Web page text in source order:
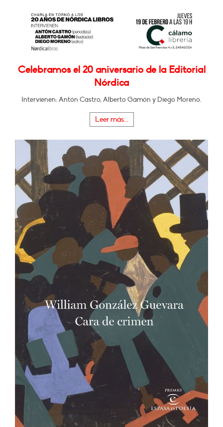
Celebramos el 20 aniversario de la Editorial
Nórdica
Intervienen: Antón Castro, Alberto Gamón y Diego Moreno.
Leer más...